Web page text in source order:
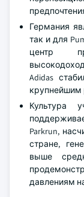
Германия
так и для
центр
Adidas
крупнейшим
Культура
Parkrun,
стране,
выше
давлениям